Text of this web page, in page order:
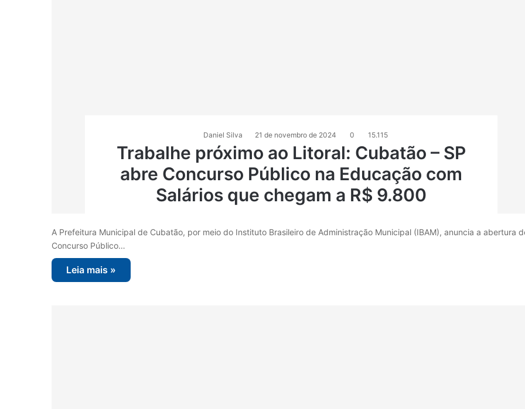
Daniel Silva 21 de novembro de 2024 0 15.115
Trabalhe próximo ao Litoral: Cubatão – SP
abre Concurso Público na Educação com
Salários que chegam a R$ 9.800
A Prefeitura Municipal de Cubatão, por meio do Instituto Brasileiro de Administração Municipal (IBAM), anuncia a abertura
Concurso Público…
Leia mais »